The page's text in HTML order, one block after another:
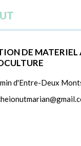
DE MATERIEL
d'Entre-Deux